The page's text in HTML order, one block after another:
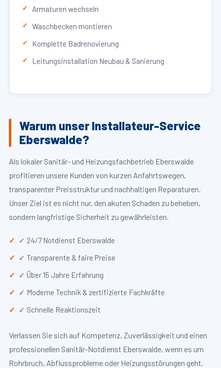
Armaturen wechseln
Waschbecken montieren
Komplette Badrenovierung
Leitungsinstallation Neubau & Sanierung
Warum unser Installateur-Service
Eberswalde?
Als lokaler Sanitär- und Heizungsfachbetrieb Eberswalde
profitieren unsere Kunden von kurzen Anfahrtswegen,
transparenter Preisstruktur und nachhaltigen Reparaturen.
Unser Ziel ist es nicht nur, den akuten Schaden zu beheben,
sondern langfristige Sicherheit zu gewährleisten.
✓ 24/7 Notdienst Eberswalde
✓ Transparente & faire Preise
✓ Über 15 Jahre Erfahrung
✓ Moderne Technik & zertifizierte Fachkräfte
✓ Schnelle Reaktionszeit
Verlassen Sie sich auf Kompetenz, Zuverlässigkeit und einen
professionellen Sanitär-Notdienst Eberswalde, wenn es um
Rohrbruch, Abflussprobleme oder Heizungsstörungen geht.